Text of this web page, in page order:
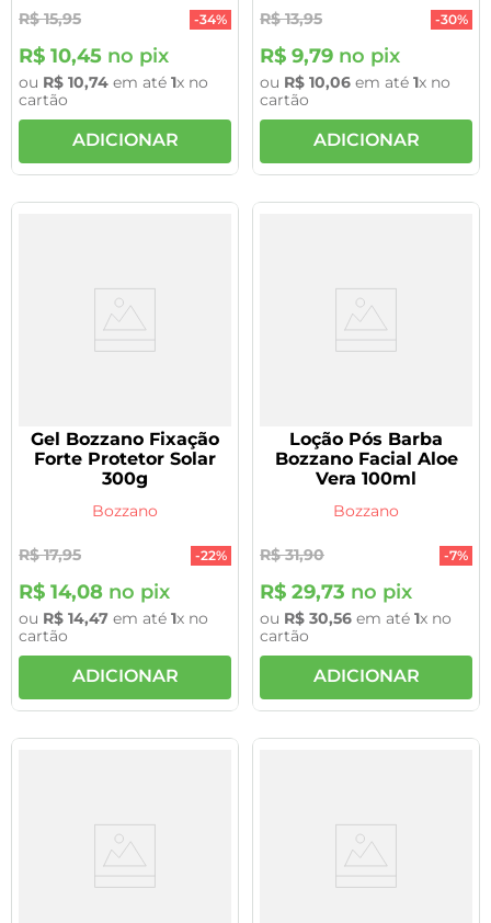
R$ 15,95 -34%
R$ 10,45 no pix
ou R$ 10,74 em até 1x no
cartão
ADICIONAR
R$ 13,95 -30%
R$ 9,79 no pix
ou R$ 10,06 em até 1x no
cartão
ADICIONAR
Gel Bozzano Fixação
Forte Protetor Solar
300g
Bozzano
R$ 17,95 -22%
R$ 14,08 no pix
ou R$ 14,47 em até 1x no
cartão
ADICIONAR
Loção Pós Barba
Bozzano Facial Aloe
Vera 100ml
Bozzano
R$ 31,90 -7%
R$ 29,73 no pix
ou R$ 30,56 em até 1x no
cartão
ADICIONAR